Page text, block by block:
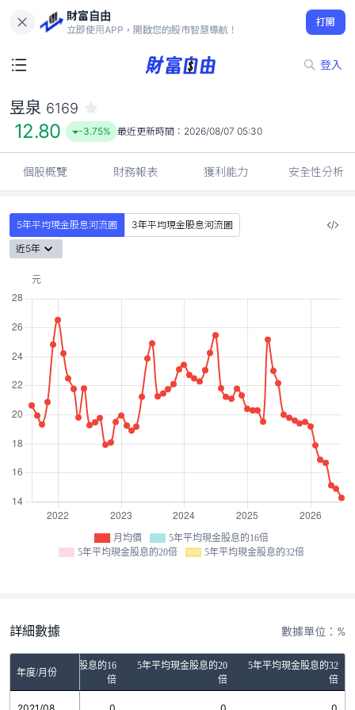
財富自由
立即使用APP，開啟您的股市智慧導航！
打開
登入
12.80
-3.75%
昱泉 6169
12.80 -3.75% 最近更新時間： 2026/08/07 05:30
個股概覽 財務報表 獲利能力 安全性分析
5年平均現金股息河流圖
3年平均現金股息河流圖
近5年
月均價
5年平均現金股息的16倍
5年平均現金股息的20倍
5年平均現金股息的32倍
詳細數據 數據單位：%
年度/月份
5年平均現金股息的16
倍
5年平均現金股息的20
倍
5年平均現金股息的32
倍